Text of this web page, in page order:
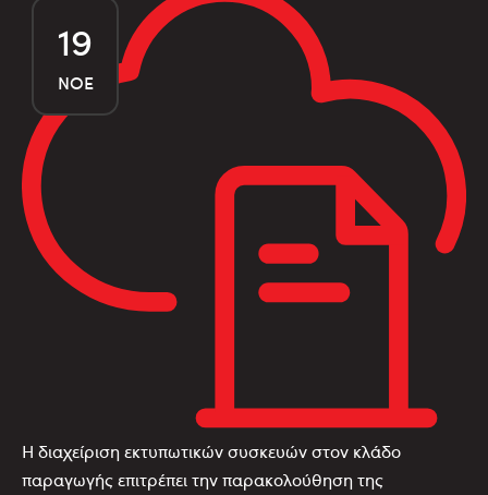
19
ΝΟΈ
Η διαχείριση εκτυπωτικών συσκευών στον κλάδο
παραγωγής επιτρέπει την παρακολούθηση της